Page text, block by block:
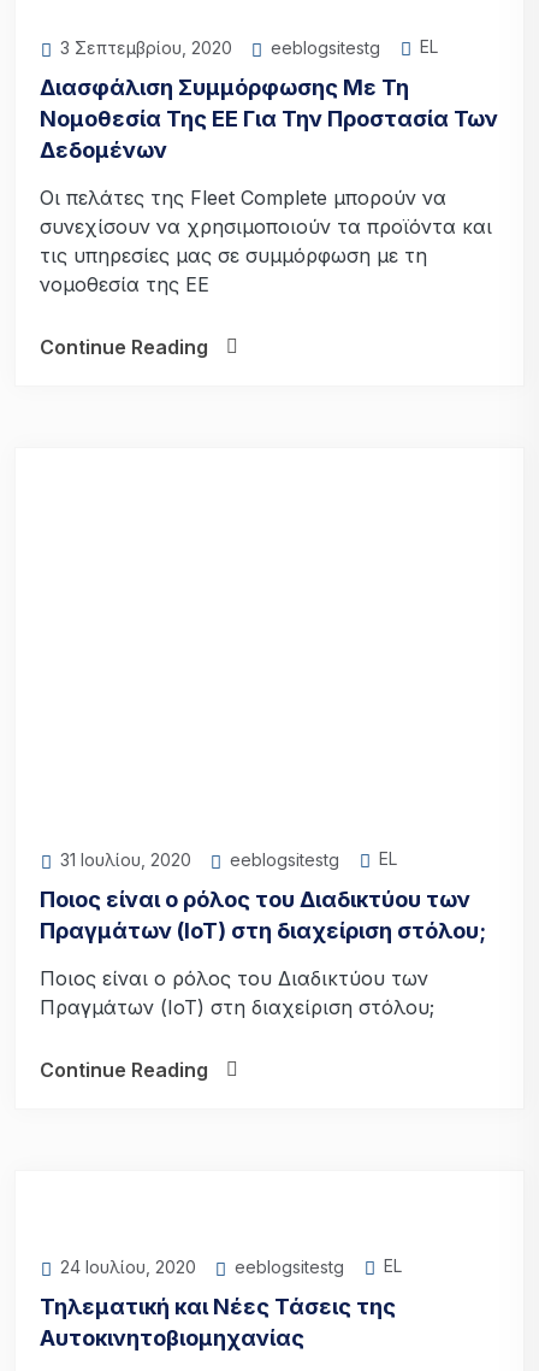
3 Σεπτεμβρίου, 2020 eeblogsitestg EL
Διασφάλιση Συμμόρφωσης Με Τη
Νομοθεσία Της ΕΕ Για Την Προστασία Των
Δεδομένων
Οι πελάτες της Fleet Complete μπορούν να
συνεχίσουν να χρησιμοποιούν τα προϊόντα και
τις υπηρεσίες μας σε συμμόρφωση με τη
νομοθεσία της ΕΕ
Continue Reading
31 Ιουλίου, 2020 eeblogsitestg EL
Ποιος είναι ο ρόλος του Διαδικτύου των
Πραγμάτων (IoT) στη διαχείριση στόλου;
Ποιος είναι ο ρόλος του Διαδικτύου των
Πραγμάτων (IoT) στη διαχείριση στόλου;
Continue Reading
24 Ιουλίου, 2020 eeblogsitestg EL
Τηλεματική και Νέες Τάσεις της
Αυτοκινητοβιομηχανίας